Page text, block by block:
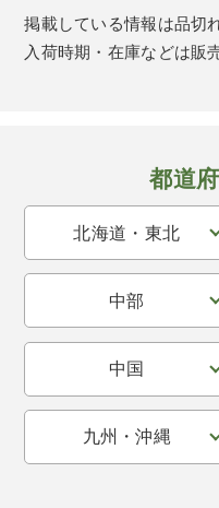
掲載している情報は品切
入荷時期・在庫などは販
都道
北海道・東北
中部
中国
九州・沖縄